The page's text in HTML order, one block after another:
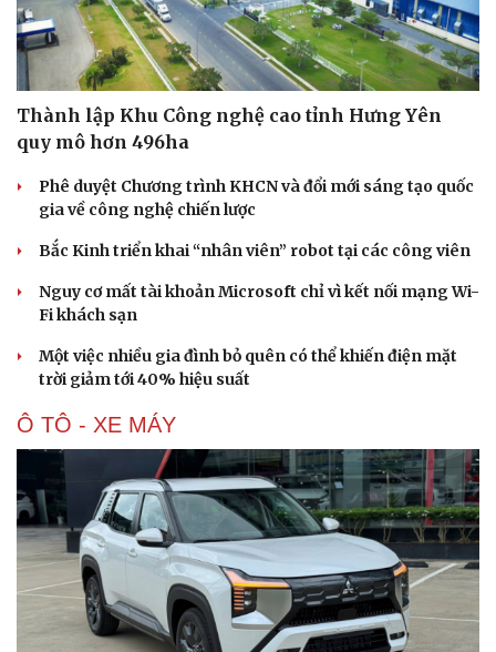
Thành lập Khu Công nghệ cao tỉnh Hưng Yên
quy mô hơn 496ha
Phê duyệt Chương trình KHCN và đổi mới sáng tạo quốc
gia về công nghệ chiến lược
Bắc Kinh triển khai “nhân viên” robot tại các công viên
Nguy cơ mất tài khoản Microsoft chỉ vì kết nối mạng Wi-
Fi khách sạn
Một việc nhiều gia đình bỏ quên có thể khiến điện mặt
trời giảm tới 40% hiệu suất
Ô TÔ - XE MÁY